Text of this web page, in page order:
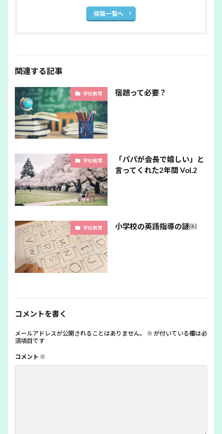
投稿一覧へ
関連する記事
学校教育 宿題って必要？
学校教育
「パパが会長で嬉しい」と
言ってくれた2年間 Vol.2
学校教育 小学校の英語指導の謎￼
コメントを書く
メールアドレスが公開されることはありません。 ※ が付いている欄は必
須項目です
コメント ※